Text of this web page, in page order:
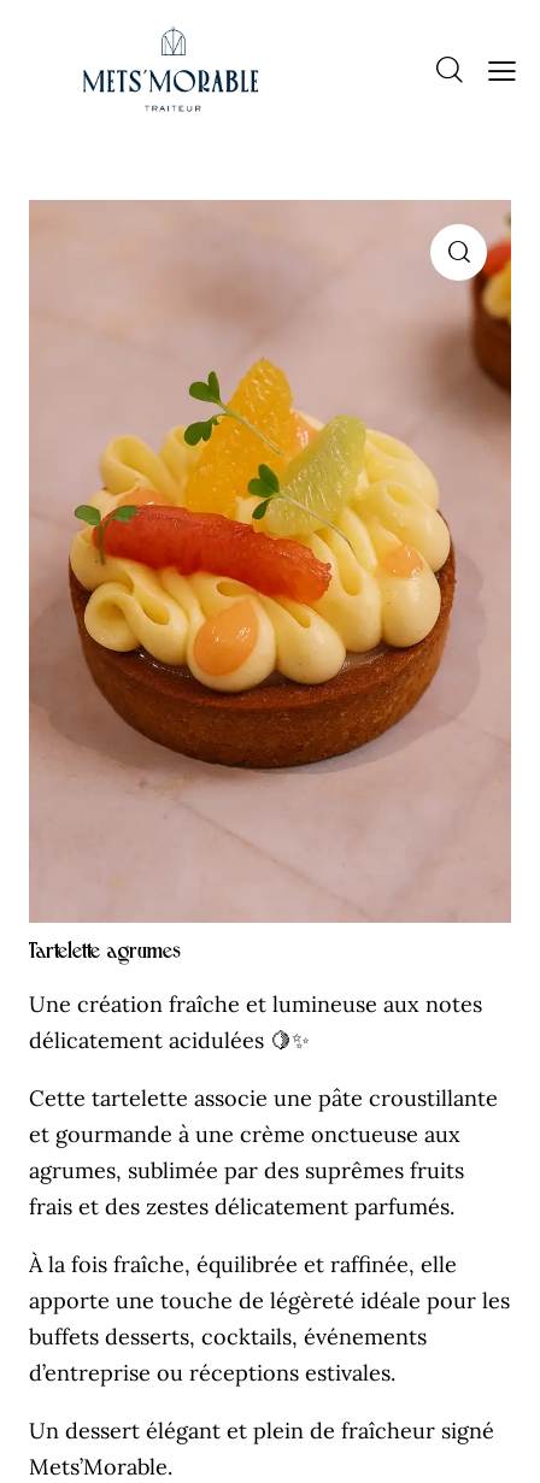
Tartelette agrumes
Une création fraîche et lumineuse aux notes
délicatement acidulées 🍋✨
Cette tartelette associe une pâte croustillante
et gourmande à une crème onctueuse aux
agrumes, sublimée par des suprêmes fruits
frais et des zestes délicatement parfumés.
À la fois fraîche, équilibrée et raffinée, elle
apporte une touche de légèreté idéale pour les
buffets desserts, cocktails, événements
d’entreprise ou réceptions estivales.
Un dessert élégant et plein de fraîcheur signé
Mets’Morable.